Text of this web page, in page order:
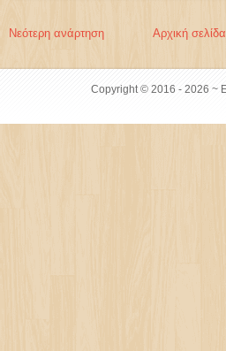
Νεότερη ανάρτηση Αρχική σελίδα
Copyright © 2016 - 2026 ~